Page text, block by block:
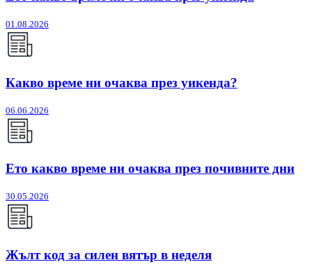
01.08.2026
Какво време ни очаква през уикенда?
06.06.2026
Ето какво време ни очаква през почивните дни
30.05.2026
Жълт код за силен вятър в неделя